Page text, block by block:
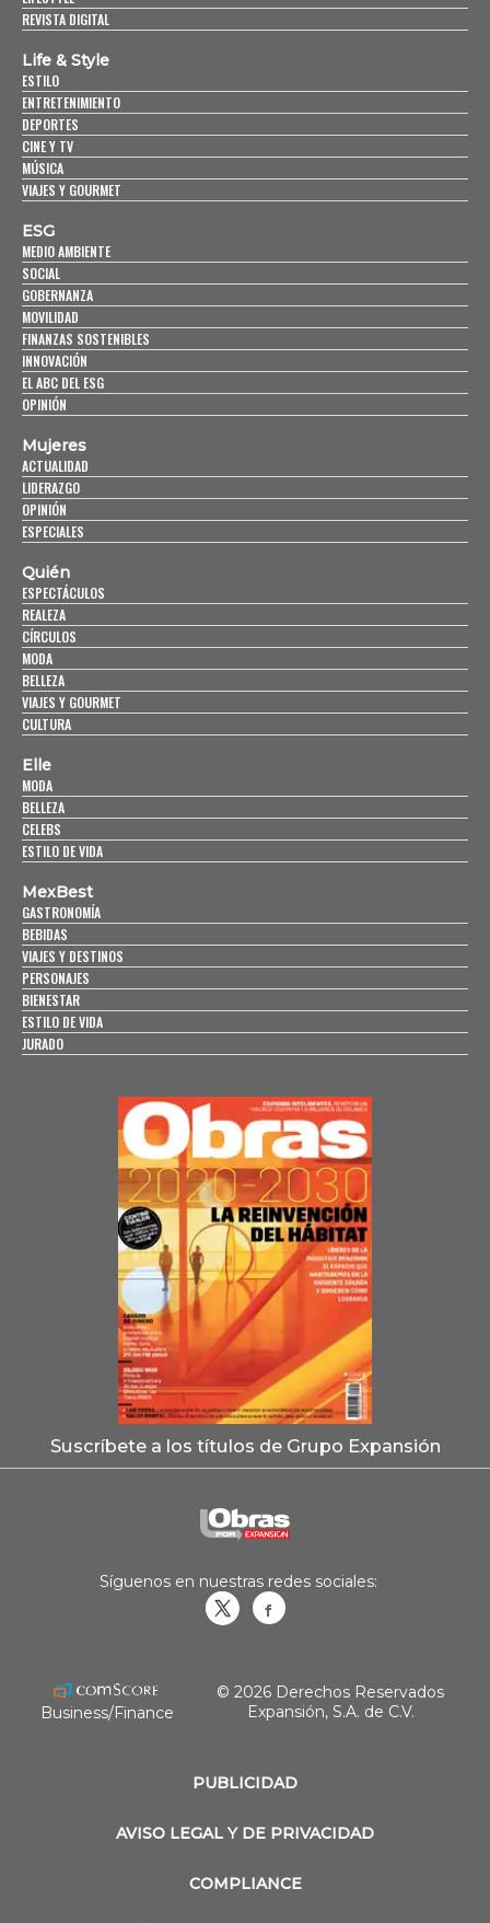
REVISTA DIGITAL
Life & Style
ESTILO
ENTRETENIMIENTO
DEPORTES
CINE Y TV
MÚSICA
VIAJES Y GOURMET
ESG
MEDIO AMBIENTE
SOCIAL
GOBERNANZA
MOVILIDAD
FINANZAS SOSTENIBLES
INNOVACIÓN
EL ABC DEL ESG
OPINIÓN
Mujeres
ACTUALIDAD
LIDERAZGO
OPINIÓN
ESPECIALES
Quién
ESPECTÁCULOS
REALEZA
CÍRCULOS
MODA
BELLEZA
VIAJES Y GOURMET
CULTURA
Elle
MODA
BELLEZA
CELEBS
ESTILO DE VIDA
MexBest
GASTRONOMÍA
BEBIDAS
VIAJES Y DESTINOS
PERSONAJES
BIENESTAR
ESTILO DE VIDA
JURADO
Suscríbete a los títulos de Grupo Expansión
PUBLICIDAD
AVISO LEGAL Y DE PRIVACIDAD
COMPLIANCE
Síguenos en nuestras redes sociales:
Business/Finance
© 2026 Derechos Reservados
Expansión, S.A. de C.V.